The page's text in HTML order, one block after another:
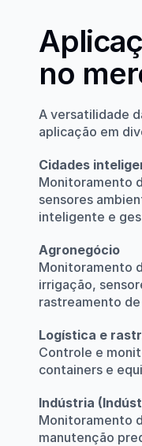
no
A versatilidade
aplicação em
Cidades
Monitoramento
sensores
inteligente e
Agronegócio
Monitoramento
irrigação,
rastreamento de
Logística e
Controle e
containers e
Indústria
Monitoramento
manutenção